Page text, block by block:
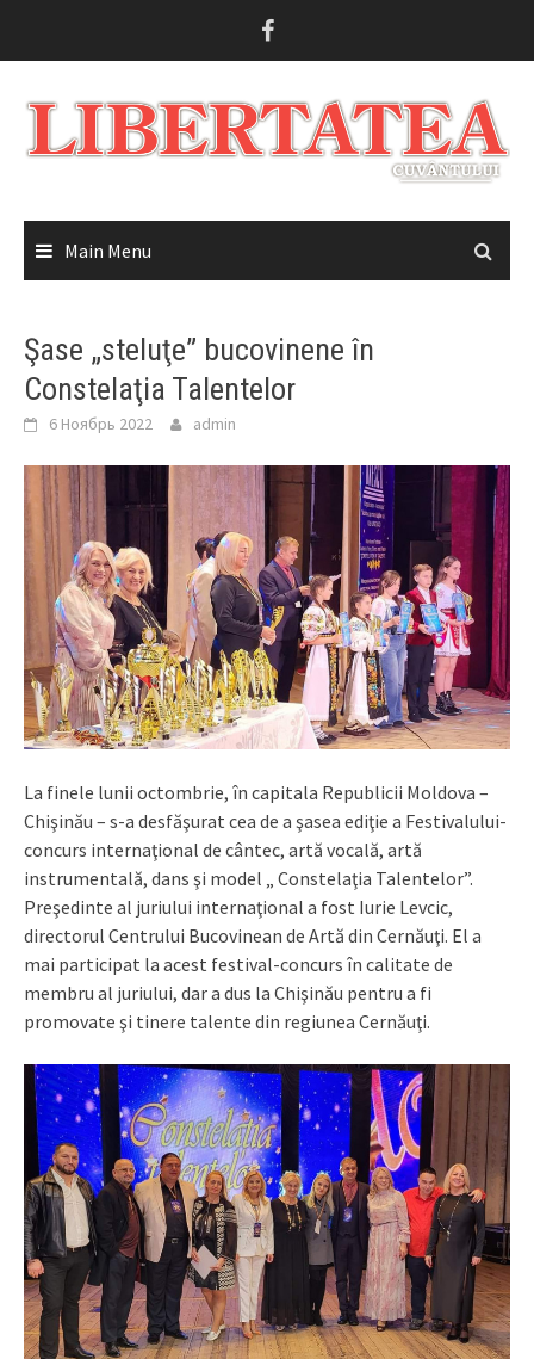
Main Menu
Şase „steluţe” bucovinene în
Constelaţia Talentelor
6 Ноябрь 2022 admin
La finele lunii octombrie, în capitala Republicii Moldova –
Chişinău – s-a desfăşurat cea de a şasea ediţie a Festivalului-
concurs internaţional de cântec, artă vocală, artă
instrumentală, dans şi model „ Constelaţia Talentelor”.
Preşedinte al juriului internaţional a fost Iurie Levcic,
directorul Centrului Bucovinean de Artă din Cernăuţi. El a
mai participat la acest festival-concurs în calitate de
membru al juriului, dar a dus la Chişinău pentru a fi
promovate şi tinere talente din regiunea Cernăuţi.